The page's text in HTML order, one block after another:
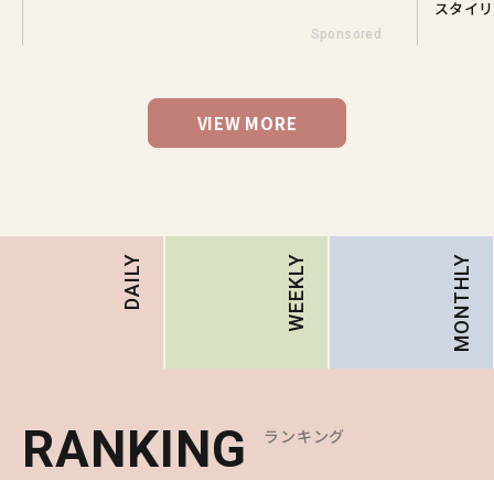
Sponsored
スタイ
VIEW MORE
DAILY WEEKLY MONTHLY
RANKING ランキング
RANKING ランキング
RANKING ランキング